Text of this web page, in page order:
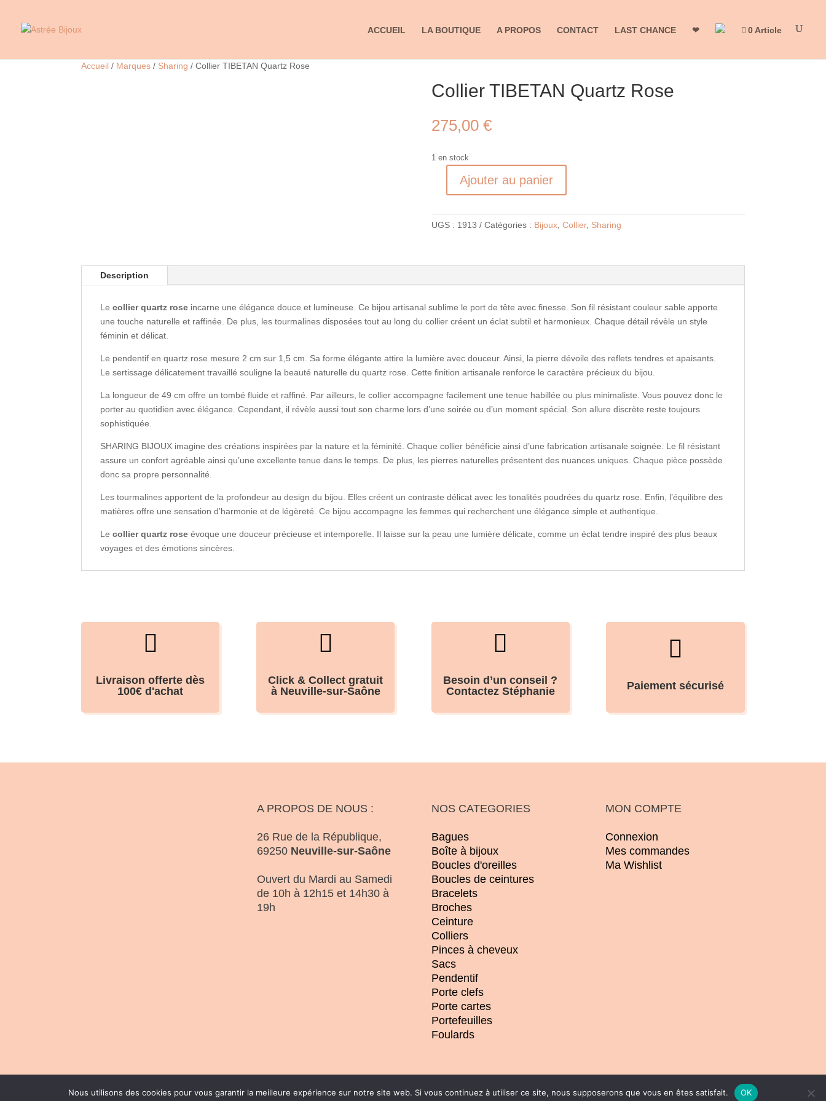
ACCUEIL LA BOUTIQUE A PROPOS CONTACT LAST CHANCE ❤ 0 Article
Accueil / Marques / Sharing / Collier TIBETAN Quartz Rose
Collier TIBETAN Quartz Rose
275,00 €
1 en stock
quantité
Collier
TIBETAN
Ajouter au panier
UGS : 1913 Catégories : Bijoux, Collier, Sharing
Description
Le collier quartz rose incarne une élégance douce et lumineuse. Ce bijou artisanal sublime le port de tête avec finesse. Son fil résistant couleur sable apporte
une touche naturelle et raffinée. De plus, les tourmalines disposées tout au long du collier créent un éclat subtil et harmonieux. Chaque détail révèle un style
féminin et délicat.
Le pendentif en quartz rose mesure 2 cm sur 1,5 cm. Sa forme élégante attire la lumière avec douceur. Ainsi, la pierre dévoile des reflets tendres et apaisants.
Le sertissage délicatement travaillé souligne la beauté naturelle du quartz rose. Cette finition artisanale renforce le caractère précieux du bijou.
La longueur de 49 cm offre un tombé fluide et raffiné. Par ailleurs, le collier accompagne facilement une tenue habillée ou plus minimaliste. Vous pouvez donc le
porter au quotidien avec élégance. Cependant, il révèle aussi tout son charme lors d’une soirée ou d’un moment spécial. Son allure discrète reste toujours
sophistiquée.
SHARING BIJOUX imagine des créations inspirées par la nature et la féminité. Chaque collier bénéficie ainsi d’une fabrication artisanale soignée. Le fil résistant
assure un confort agréable ainsi qu’une excellente tenue dans le temps. De plus, les pierres naturelles présentent des nuances uniques. Chaque pièce possède
donc sa propre personnalité.
Les tourmalines apportent de la profondeur au design du bijou. Elles créent un contraste délicat avec les tonalités poudrées du quartz rose. Enfin, l’équilibre des
matières offre une sensation d’harmonie et de légèreté. Ce bijou accompagne les femmes qui recherchent une élégance simple et authentique.
Le collier quartz rose évoque une douceur précieuse et intemporelle. Il laisse sur la peau une lumière délicate, comme un éclat tendre inspiré des plus beaux
voyages et des émotions sincères.

Livraison offerte dès
100€ d'achat

Click & Collect gratuit
à Neuville-sur-Saône

Besoin d’un conseil ?
Contactez Stéphanie

Paiement sécurisé
A PROPOS DE NOUS :
26 Rue de la République,
69250 Neuville-sur-Saône
Ouvert du Mardi au Samedi
de 10h à 12h15 et 14h30 à
19h
NOS CATEGORIES
Bagues
Boîte à bijoux
Boucles d'oreilles
Boucles de ceintures
Bracelets
Broches
Ceinture
Colliers
Pinces à cheveux
Sacs
Pendentif
Porte clefs
Porte cartes
Portefeuilles
Foulards
MON COMPTE
Connexion
Mes commandes
Ma Wishlist
© 2026 | Conception : Pommier Franck WD| Tous droits réservés |CGV |Mentions légales
Nous utilisons des cookies pour vous garantir la meilleure expérience sur notre site web. Si vous continuez à utiliser ce site, nous supposerons que vous en êtes satisfait. OK